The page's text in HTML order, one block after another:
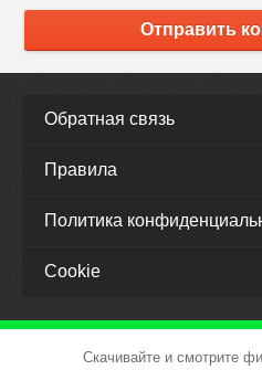
Отправить
Обратная связь
Правила
Политика
Cookie
Скачивайте и смотрите